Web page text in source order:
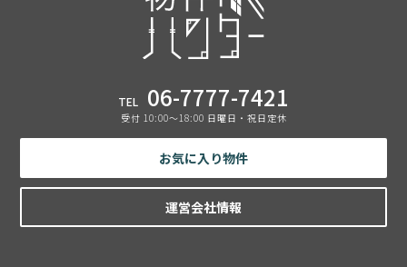
TEL 06-7777-7421
受付 10:00〜18:00 日曜日・祝日定休
お気に入り物件
運営会社情報